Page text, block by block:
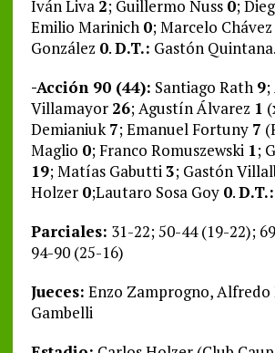
Iván Liva 2; Guillermo Nuss 0;
Emilio Marinich 0; Marcelo Chávez
González 0.D.T.: Gastón Quintana.
-Acción 90 (44): Santiago Rath 9;
Villamayor 26; Agustín Álvarez 1
Demianiuk7; Emanuel Fortuny 7
Maglio 0; Franco Romuszewski 1;
19; Matías Gabutti3; Gastón
Holzer 0;Lautaro Sosa Goy 0.D.T.:
Parciales: 31-22; 50-44 (19-22);
94-90 (25-16)
Jueces: Enzo Zamprogno,
Gambelli